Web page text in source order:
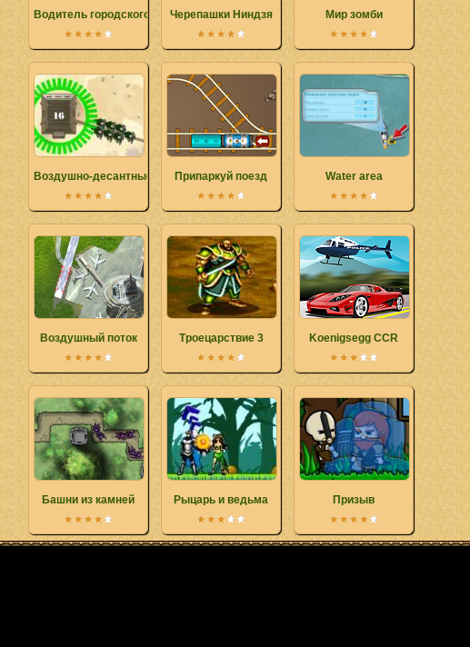
Водитель городского автобусаЧерепашки Ниндзя Мир зомби
Воздушно-десантные войныПрипаркуй поезд Water area
Воздушный поток Троецарствие 3 Koenigsegg CCR
Башни из камней Рыцарь и ведьма Призыв